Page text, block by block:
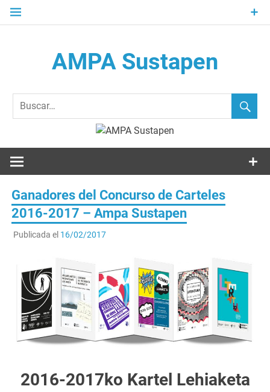
Saltar
AMPA Sustapen
Elkartea Asociación de Padres-Madres de Alumnos del I.E.S.
Ganadores del Concurso de Carteles
2016-2017 – Ampa Sustapen
Publicada el 16/02/2017
2016-2017ko Kartel Lehiaketa